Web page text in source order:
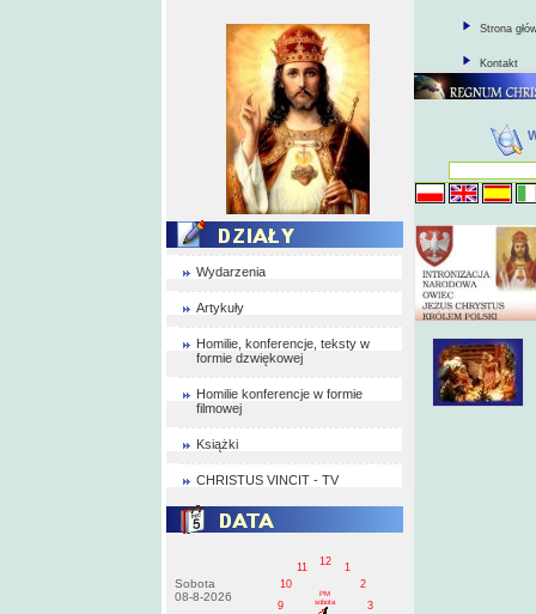
Wydarzenia
Artykuły
Homilie, konferencje, teksty w
formie dzwiękowej
Homilie konferencje w formie
filmowej
Książki
CHRISTUS VINCIT - TV
Sobota
08-8-2026
1
2
3
9
10
11
12
PM
sobota
Strona
Kontakt